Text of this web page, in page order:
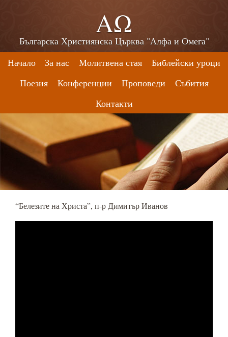
ΑΩ
Българска Християнска Църква "Алфа и Омега"
Начало
За нас Молитвена стая
Библейски уроци
Поезия
Конференции Проповеди
Събития
Контакти
“Белезите на Христа”, п-р Димитър Иванов